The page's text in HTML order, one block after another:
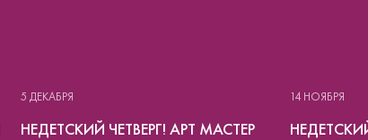
5 ДЕКАБРЯ
НЕДЕТСКИЙ ЧЕТВЕРГ! АРТ МАСТЕР
14 НОЯБРЯ